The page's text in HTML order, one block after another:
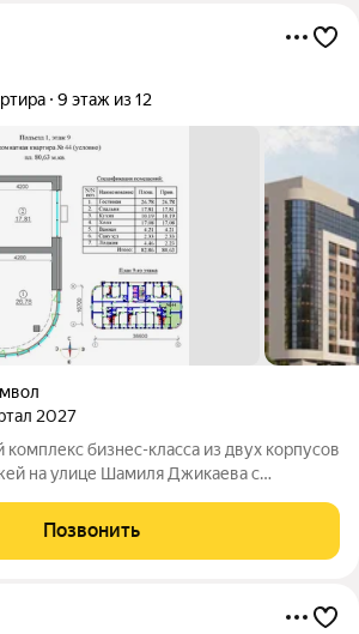
9 этаж из 12
2027
на улице Шамиля Джикаева с
шоссе. Внешние стены толщиной 70 см
Позвонить